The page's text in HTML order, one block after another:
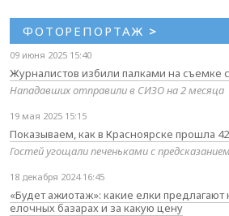
ФОТОРЕПОРТАЖ >
09 июня 2025 15:40
Журналистов избили палками на съемке
Нападавших отправили в СИЗО на 2 месяца
19 мая 2025 15:15
Показываем, как в Красноярске прошла
Гостей угощали печеньками с
18 декабря 2024 16:45
«Будет ажиотаж»: какие елки
елочных базарах и за какую цену